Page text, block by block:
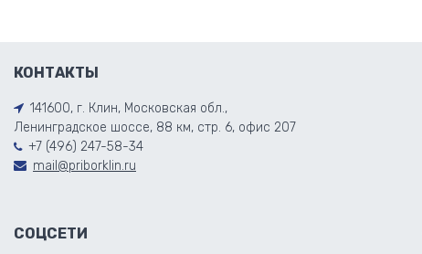
КОНТАКТЫ
141600, г. Клин, Московская обл.,
Ленинградское шоссе, 88 км, стр. 6, офис 207
+7 (496) 247-58-34
mail@priborklin.ru
СОЦСЕТИ